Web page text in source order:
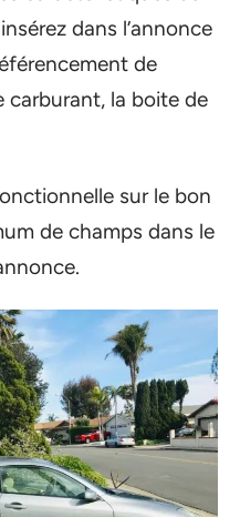
dans l’annonce
de
carburant, la boite de
sur le bon
de champs dans le